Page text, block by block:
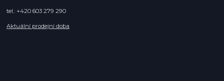
tel.: +420 603 279 290
Aktuální prodejní doba